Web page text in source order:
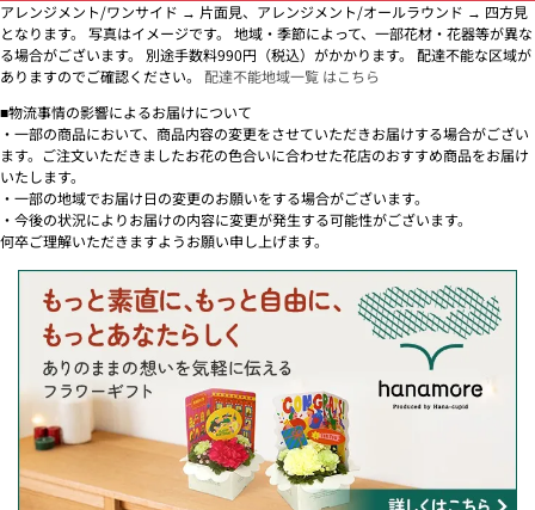
アレンジメント/ワンサイド → 片面見、アレンジメント/オールラウンド → 四方見
となります。 写真はイメージです。 地域・季節によって、一部花材・花器等が異な
る場合がございます。 別途手数料990円（税込）がかかります。 配達不能な区域が
ありますのでご確認ください。 配達不能地域一覧 はこちら
■物流事情の影響によるお届けについて
・一部の商品において、商品内容の変更をさせていただきお届けする場合がござい
ます。ご注文いただきましたお花の色合いに合わせた花店のおすすめ商品をお届け
いたします。
・一部の地域でお届け日の変更のお願いをする場合がございます。
・今後の状況によりお届けの内容に変更が発生する可能性がございます。
何卒ご理解いただきますようお願い申し上げます。